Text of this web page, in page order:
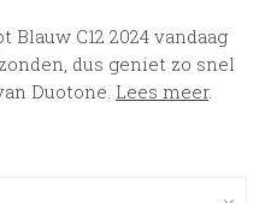
Blauw C12 2024 vandaag
dus geniet zo snel
Duotone. Lees meer.